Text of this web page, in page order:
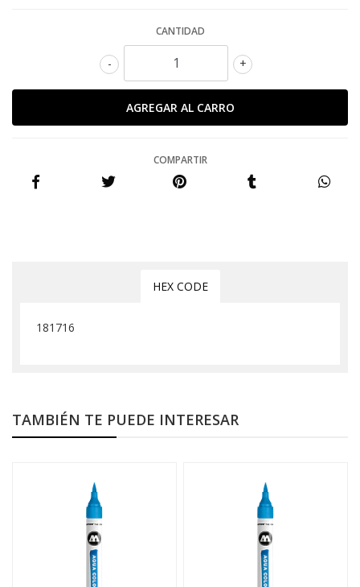
CANTIDAD
+
-
COMPARTIR
HEX CODE
181716
TAMBIÉN TE PUEDE INTERESAR